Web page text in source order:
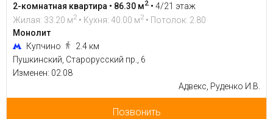
2-комнатная квартира • 86.30 м2 • 4/21 этаж
Жилая: 33.20 м2 • Кухня: 40.00 м2 • Потолок: 2.80
Монолит
Купчино
2.4 км
Пушкинский, Старорусский пр., 6
Изменен: 02.08
Адвекс, Руденко И.В.
Позвонить